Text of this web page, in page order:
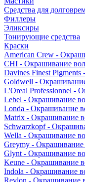
Средства для
Филлеры
Эликсиры
Тонирующие средства
Краски
American Crew -
CHI - Окрашивание
Davines Finest
Goldwell -
L'Oreal Professionnel -
Lebel - Окрашивание
Londa - Окрашивание
Matrix - Окрашивание
Schwarzkopf -
Wella - Окрашивание
Greymy - Окрашивание
Glynt - Окрашивание
Keune - Окрашивание
Indola - Окрашивание
Revlon - Окрашивание